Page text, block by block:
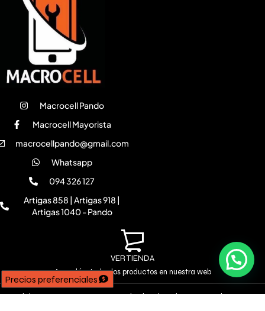
Macrocell Pando
Macrocell Mayorista
macrocellpando@gmail.com
Whatsapp
094 326 127
Artigas 858 | Artigas 918 |
Artigas 1040 - Pando
VER TIENDA
Accedé a todos los productos en nuestra web
Copyright © 2026 MACROCELL. Todos los derechos reservados
Precios preferenciales